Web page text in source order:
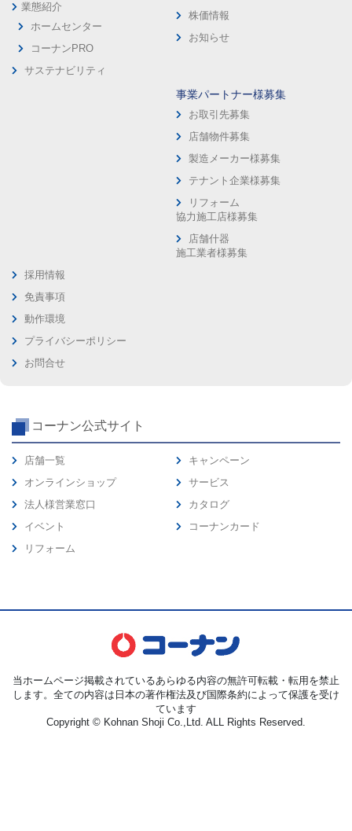
業態紹介
ホームセンター
コーナンPRO
サステナビリティ
株価情報
お知らせ
事業パートナー様募集
お取引先募集
店舗物件募集
製造メーカー様募集
テナント企業様募集
リフォーム
協力施工店様募集
店舗什器
施工業者様募集
採用情報
免責事項
動作環境
プライバシーポリシー
お問合せ
コーナン公式サイト
店舗一覧
オンラインショップ
法人様営業窓口
イベント
リフォーム
キャンペーン
サービス
カタログ
コーナンカード
当ホームページ掲載されているあらゆる内容の無許可転載・転用を禁止
します。全ての内容は日本の著作権法及び国際条約によって保護を受け
ています
Copyright © Kohnan Shoji Co.,Ltd. ALL Rights Reserved.